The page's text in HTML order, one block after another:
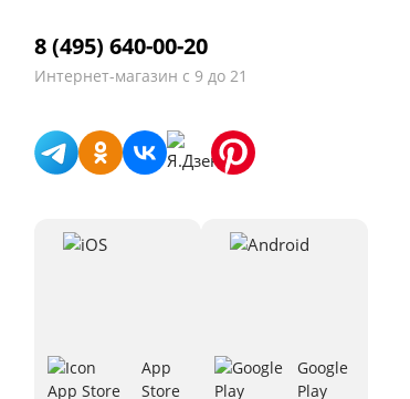
8 (495) 640-00-20
Интернет-магазин с 9 до 21
App
Store
Google
Play